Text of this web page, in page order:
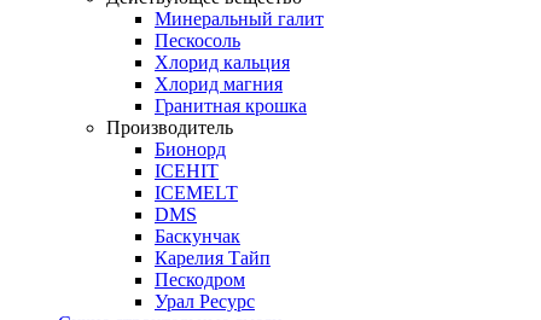
Минеральный галит
Пескосоль
Хлорид кальция
Хлорид магния
Гранитная крошка
Производитель
Бионорд
ICEHIT
ICEMELT
DMS
Баскунчак
Карелия Тайп
Пескодром
Урал Ресурс